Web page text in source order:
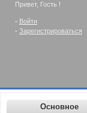
Привет, Гость !
- Войти
- Зарегистрироваться
Основное